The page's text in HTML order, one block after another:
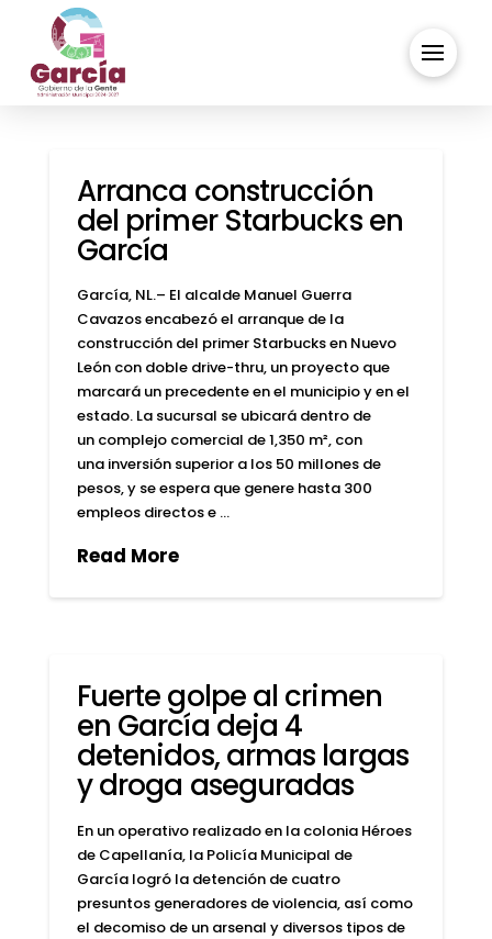
Arranca construcción
del primer Starbucks en
García
García, NL.– El alcalde Manuel Guerra
Cavazos encabezó el arranque de la
construcción del primer Starbucks en Nuevo
León con doble drive-thru, un proyecto que
marcará un precedente en el municipio y en el
estado. La sucursal se ubicará dentro de
un complejo comercial de 1,350 m², con
una inversión superior a los 50 millones de
pesos, y se espera que genere hasta 300
empleos directos e …
Read More
Fuerte golpe al crimen
en García deja 4
detenidos, armas largas
y droga aseguradas
En un operativo realizado en la colonia Héroes
de Capellanía, la Policía Municipal de
García logró la detención de cuatro
presuntos generadores de violencia, así como
el decomiso de un arsenal y diversos tipos de